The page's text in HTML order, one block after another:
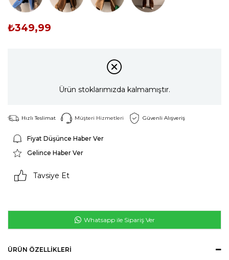
₺349,99
Ürün stoklarımızda kalmamıştır.
Hızlı Teslimat Müşteri Hizmetleri Güvenli Alışveriş
Fiyat Düşünce Haber Ver
Gelince Haber Ver
Tavsiye Et
Whatsapp ile Sipariş Ver
ÜRÜN ÖZELLIKLERI